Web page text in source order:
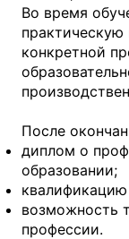
Во время
практическую
конкретной
После
диплом о
образовании;
возможность
профессии.